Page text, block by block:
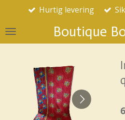
Spring
hovedindhold Boutique
Hurtig levering